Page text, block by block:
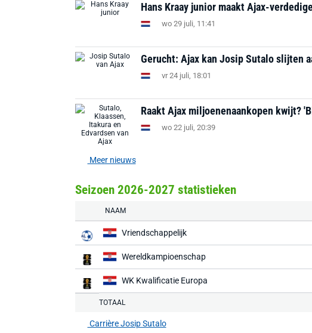
Hans Kraay junior maakt Ajax-
wo 29 juli, 11:41
Gerucht: Ajax kan Josip Sutalo slijten
vr 24 juli, 18:01
Raakt Ajax miljoenenaankopen kwijt?
wo 22 juli, 20:39
Meer nieuws
Seizoen 2026-2027 statistieken
NAAM
Vriendschappelijk
Wereldkampioenschap
WK Kwalificatie Europa
TOTAAL
Carrière Josip Sutalo